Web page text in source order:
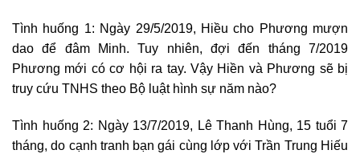
Tình huống 1: Ngày 29/5/2019, Hiều cho Phương mượn
dao để đâm Minh. Tuy nhiên, đợi đến tháng 7/2019
Phương mới có cơ hội ra tay. Vậy Hiền và Phương sẽ bị
truy cứu TNHS theo Bộ luật hình sự năm nào?
Tình huống 2: Ngày 13/7/2019, Lê Thanh Hùng, 15 tuổi 7
tháng, do cạnh tranh bạn gái cùng lớp với Trần Trung Hiếu